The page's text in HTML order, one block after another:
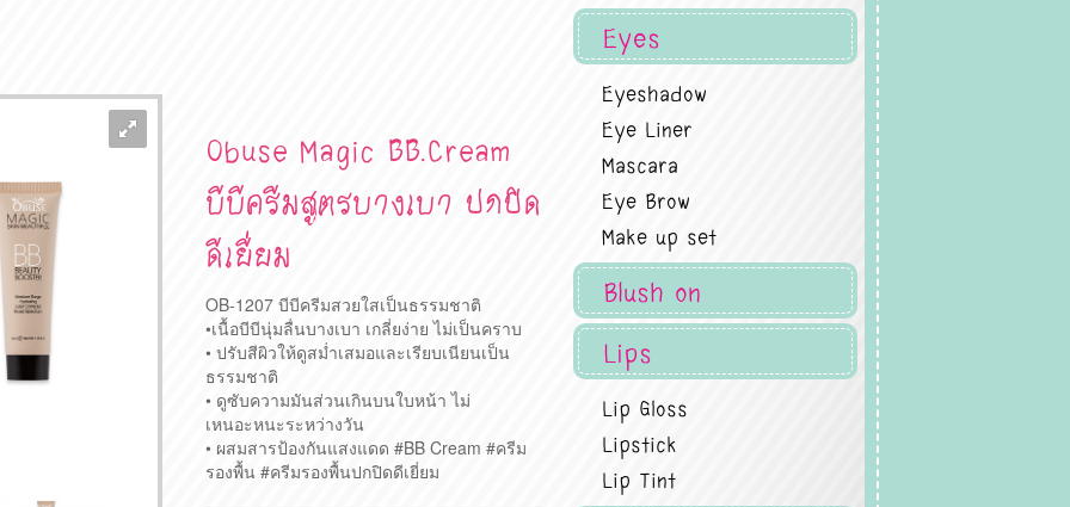
Obuse Magic BB.Cream
บีบีครีมสูตรบางเบา ปกปิด
ดีเยี่ยม
OB-1207 บีบีครีมสวยใสเป็นธรรมชาติ
•เนื้อบีบีนุ่มลื่นบางเบา เกลี่ยง่าย ไม่เป็นคราบ
• ปรับสีผิวให้ดูสม่ำเสมอและเรียบเนียนเป็น
ธรรมชาติ
• ดูซับความมันส่วนเกินบนใบหน้า ไม่
เหนอะหนะระหว่างวัน
• ผสมสารป้องกันแสงแดด #BB Cream #ครีม
รองพื้น #ครีมรองพื้นปกปิดดีเยี่ยม
Eyes
Eyeshadow
Eye Liner
Mascara
Eye Brow
Make up set
Blush on
Lips
Lip Gloss
Lipstick
Lip Tint